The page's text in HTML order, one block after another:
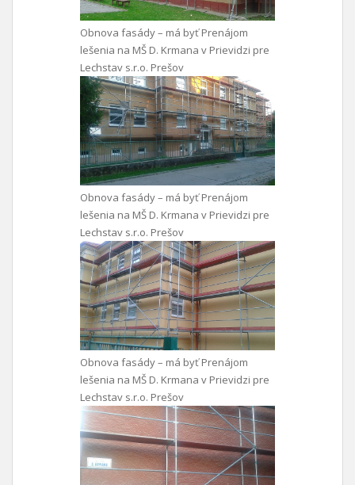
Obnova fasády – má byť Prenájom
lešenia na MŠ D. Krmana v Prievidzi pre
Lechstav s.r.o. Prešov
Obnova fasády – má byť Prenájom
lešenia na MŠ D. Krmana v Prievidzi pre
Lechstav s.r.o. Prešov
Obnova fasády – má byť Prenájom
lešenia na MŠ D. Krmana v Prievidzi pre
Lechstav s.r.o. Prešov